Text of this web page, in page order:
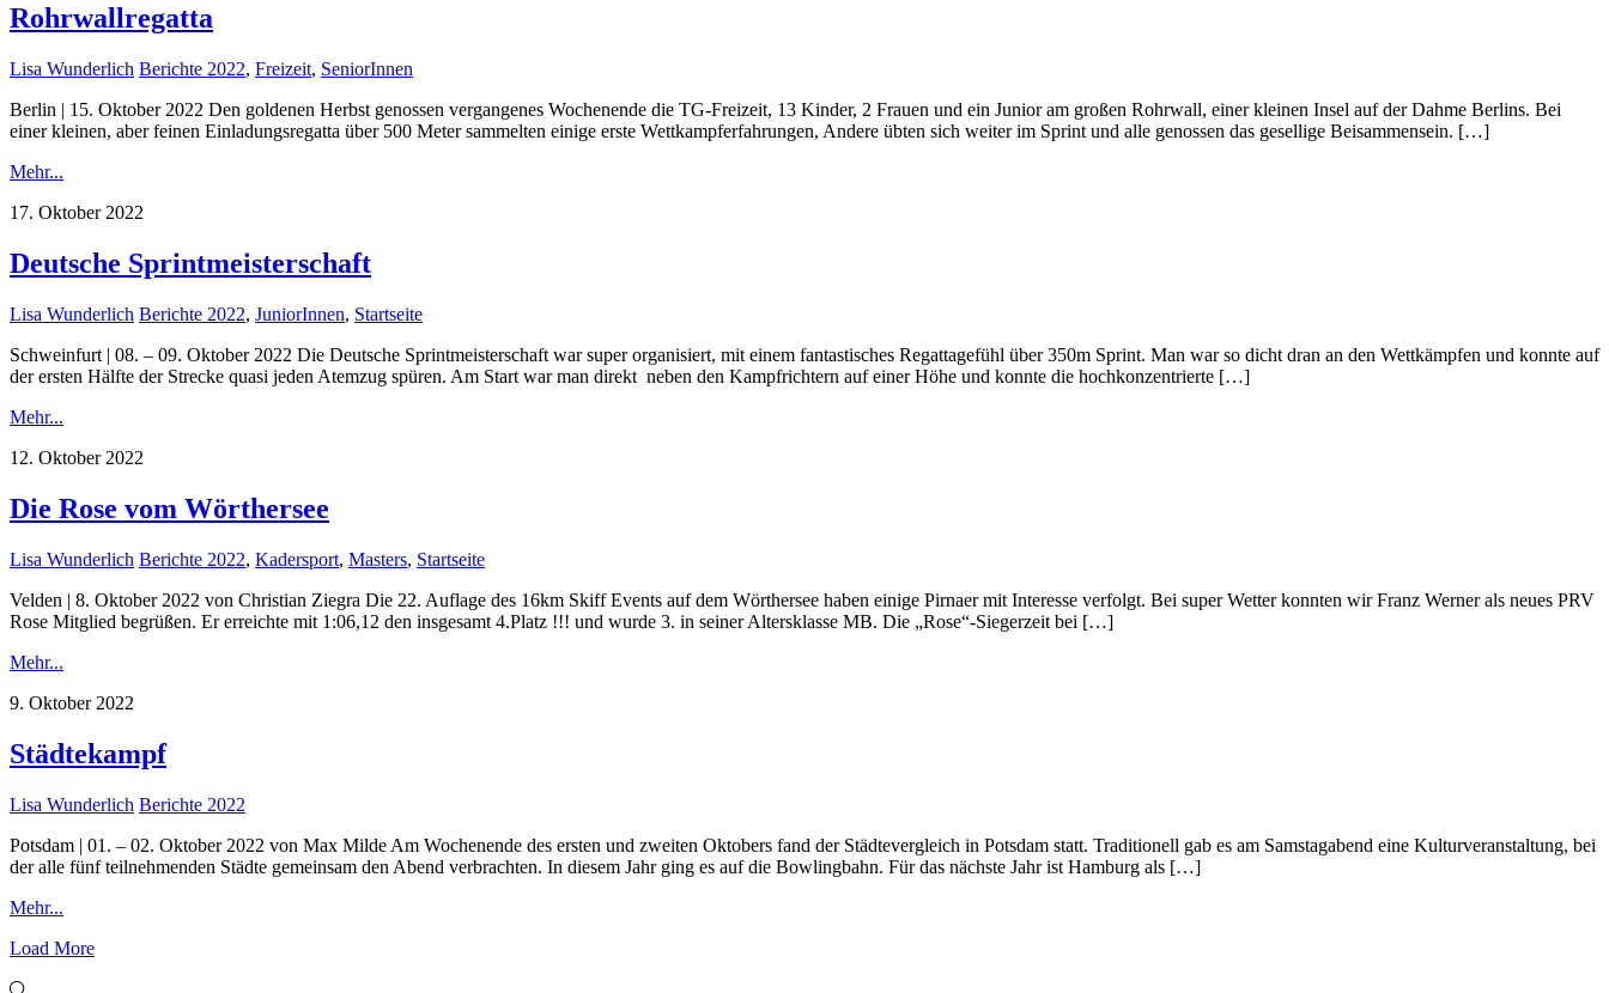
Rohrwallregatta
Lisa Wunderlich Berichte 2022, Freizeit, SeniorInnen
Berlin | 15. Oktober 2022 Den goldenen Herbst genossen vergangenes Wochenende die TG-Freizeit, 13 Kinder, 2 Frauen und ein Junior am großen Rohrwall, einer kleinen Insel auf der Dahme Berlins. Bei
einer kleinen, aber feinen Einladungsregatta über 500 Meter sammelten einige erste Wettkampferfahrungen, Andere übten sich weiter im Sprint und alle genossen das gesellige Beisammensein. […]
Mehr...
17. Oktober 2022
Deutsche Sprintmeisterschaft
Lisa Wunderlich Berichte 2022, JuniorInnen, Startseite
Schweinfurt | 08. – 09. Oktober 2022 Die Deutsche Sprintmeisterschaft war super organisiert, mit einem fantastisches Regattagefühl über 350m Sprint. Man war so dicht dran an den Wettkämpfen und konnte auf
der ersten Hälfte der Strecke quasi jeden Atemzug spüren. Am Start war man direkt neben den Kampfrichtern auf einer Höhe und konnte die hochkonzentrierte […]
Mehr...
12. Oktober 2022
Die Rose vom Wörthersee
Lisa Wunderlich Berichte 2022, Kadersport, Masters, Startseite
Velden | 8. Oktober 2022 von Christian Ziegra Die 22. Auflage des 16km Skiff Events auf dem Wörthersee haben einige Pirnaer mit Interesse verfolgt. Bei super Wetter konnten wir Franz Werner als neues PRV
Rose Mitglied begrüßen. Er erreichte mit 1:06,12 den insgesamt 4.Platz !!! und wurde 3. in seiner Altersklasse MB. Die „Rose“-Siegerzeit bei […]
Mehr...
9. Oktober 2022
Städtekampf
Lisa Wunderlich Berichte 2022
Potsdam | 01. – 02. Oktober 2022 von Max Milde Am Wochenende des ersten und zweiten Oktobers fand der Städtevergleich in Potsdam statt. Traditionell gab es am Samstagabend eine Kulturveranstaltung, bei
der alle fünf teilnehmenden Städte gemeinsam den Abend verbrachten. In diesem Jahr ging es auf die Bowlingbahn. Für das nächste Jahr ist Hamburg als […]
Mehr...
Load More